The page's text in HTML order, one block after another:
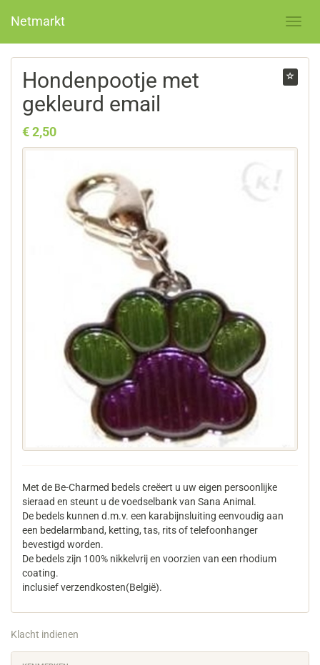
Netmarkt
Hondenpootje met
gekleurd email
€ 2,50
Met de Be-Charmed bedels creëert u uw eigen persoonlijke
sieraad en steunt u de voedselbank van Sana Animal.
De bedels kunnen d.m.v. een karabijnsluiting eenvoudig aan
een bedelarmband, ketting, tas, rits of telefoonhanger
bevestigd worden.
De bedels zijn 100% nikkelvrij en voorzien van een rhodium
coating.
inclusief verzendkosten(België).
Klacht indienen